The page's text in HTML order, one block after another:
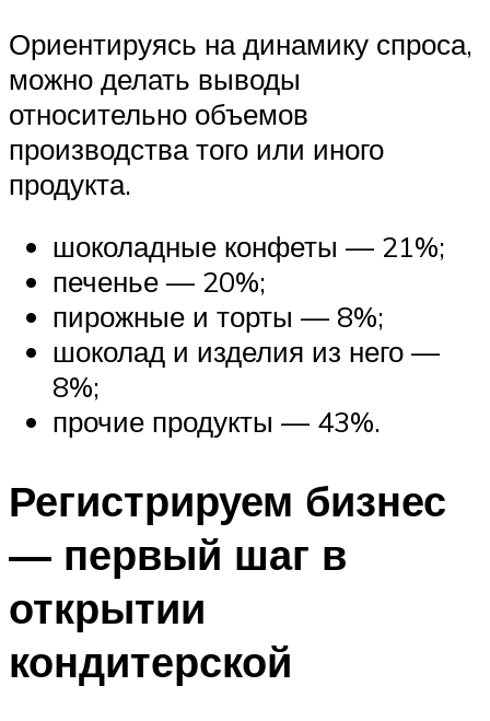
Ориентируясь на динамику спроса,
можно делать выводы
относительно объемов
производства того или иного
продукта.
шоколадные конфеты — 21%;
печенье — 20%;
пирожные и торты — 8%;
шоколад и изделия из него —
8%;
прочие продукты — 43%.
Регистрируем бизнес
— первый шаг в
открытии
кондитерской